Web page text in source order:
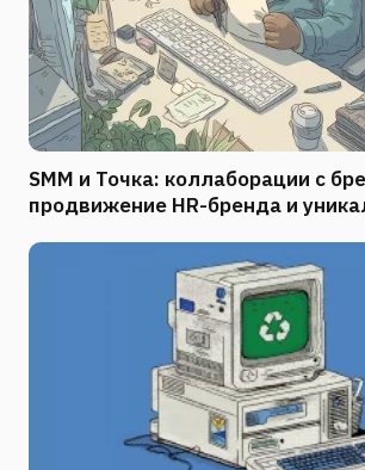
SMM и Точка: коллаборации с
продвижение HR-бренда и